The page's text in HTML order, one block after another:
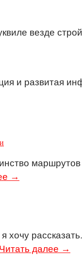
везде
и развитая
маршрутов
→
Читать далее →